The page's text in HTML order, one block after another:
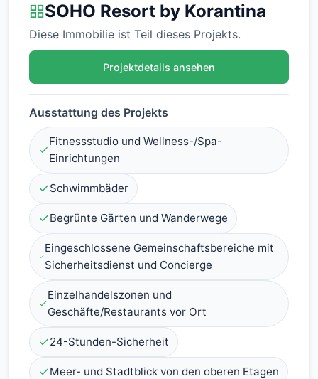
SOHO Resort by Korantina
Diese Immobilie ist Teil dieses Projekts.
Projektdetails ansehen
Ausstattung des Projekts
Fitnessstudio und Wellness-/Spa-
Einrichtungen
Schwimmbäder
Begrünte Gärten und Wanderwege
Eingeschlossene Gemeinschaftsbereiche mit
Sicherheitsdienst und Concierge
Einzelhandelszonen und
Geschäfte/Restaurants vor Ort
24-Stunden-Sicherheit
Meer- und Stadtblick von den oberen Etagen